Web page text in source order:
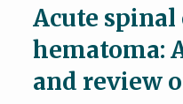
Acute
hematoma:
and review